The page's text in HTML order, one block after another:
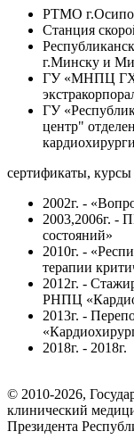
РТМО
Станция
г.Минску и
ГУ «МНПЦ
ГУ
центр"
сертификаты, курсы
2002г. -
2003,2006г. -
состояний»
2010г. -
терапии
2012г. -
РНПЦ
2013г. -
2018г. - 2018г.
© 2010-2026,
клинический
Президента